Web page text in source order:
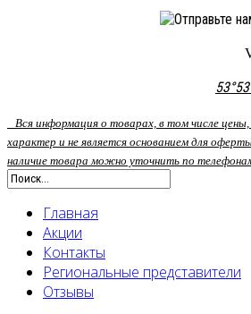
Вся информация о товарах, в том числе
характер и не является основанием для
наличие товара можно уточнить по
Главная
Акции
Контакты
Региональные представители
Отзывы